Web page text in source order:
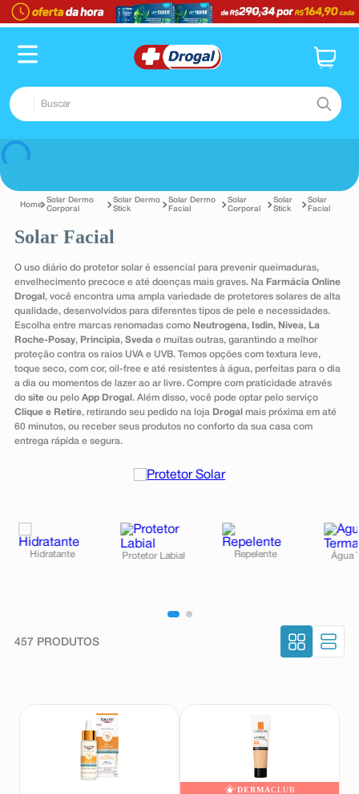
Buscar
Solar Dermo
Corporal
Solar Dermo
Stick
Solar Dermo
Facial
Solar
Corporal
Solar
Stick
Solar
Facial
Solar Facial
O uso diário do protetor solar é essencial para prevenir queimaduras,
envelhecimento precoce e até doenças mais graves. Na Farmácia Online
Drogal , você encontra uma ampla variedade de protetores solares de alta
qualidade, desenvolvidos para diferentes tipos de pele e necessidades.
Escolha entre marcas renomadas como Neutrogena, Isdin, Nivea, La
Roche-Posay, Principia, Svedae muitas outras, garantindo a melhor
proteção contra os raios UVA e UVB. Temos opções com textura leve,
toque seco, com cor, oil-free e até resistentes à água, perfeitas para o dia
a dia ou momentos de lazer ao ar livre. Compre com praticidade através
do siteou pelo App Drogal . Além disso, você pode optar pelo serviço
Clique e Retire, retirando seu pedido na loja Drogal mais próxima em até
60 minutos, ou receber seus produtos no conforto da sua casa com
entrega rápida e segura.
457 PRODUTOS
DERMACLUB
TERMOS MAIS BUSCADOS
1º fralda
2º dipirona
3
4º
6º desodorante
7º
esmalte
9º absorvente
10ºshampoo
TERMOS MAIS BUSCADOS
2º dipirona
3º lenço umedecido
4º tadalafila
5º minoxidil
6º desodorante
7º esmalte
8º teste gravidez
9º absorvente
10ºshampoo